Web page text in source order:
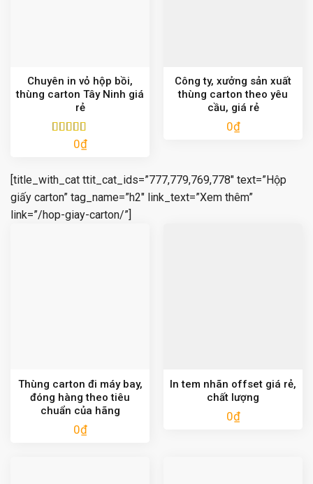
Chuyên in vỏ hộp bồi,
thùng carton Tây Ninh giá
rẻ
Được xếp
0₫
Công ty, xưởng sản xuất
thùng carton theo yêu
cầu, giá rẻ
0₫
[title_with_cat ttit_cat_ids=”777,779,769,778″ text=”Hộp
giấy carton” tag_name=”h2″ link_text=”Xem thêm”
link=”/hop-giay-carton/”]
Thùng carton đi máy bay,
đóng hàng theo tiêu
chuẩn của hãng
0₫
In tem nhãn offset giá rẻ,
chất lượng
0₫